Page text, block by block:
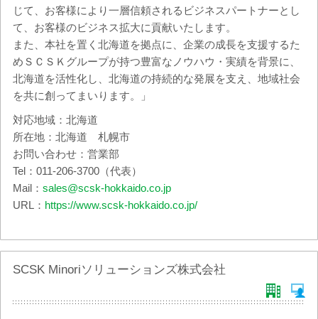
じて、お客様により一層信頼されるビジネスパートナーとし
て、お客様のビジネス拡大に貢献いたします。
また、本社を置く北海道を拠点に、企業の成長を支援するた
めＳＣＳＫグループが持つ豊富なノウハウ・実績を背景に、
北海道を活性化し、北海道の持続的な発展を支え、地域社会
を共に創ってまいります。」
対応地域：北海道
所在地：北海道 札幌市
お問い合わせ：営業部
Tel：011-206-3700（代表）
Mail： sales@scsk-hokkaido.co.jp
URL： https://www.scsk-hokkaido.co.jp/
SCSK Minoriソリューションズ株式会社